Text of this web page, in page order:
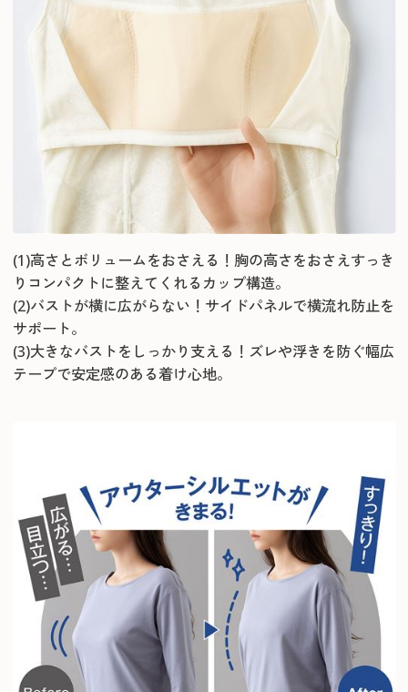
(1)高さとボリュームをおさえる！胸の高さをおさえすっき
りコンパクトに整えてくれるカップ構造。
(2)バストが横に広がらない！サイドパネルで横流れ防止を
サポート。
(3)大きなバストをしっかり支える！ズレや浮きを防ぐ幅広
テープで安定感のある着け心地。